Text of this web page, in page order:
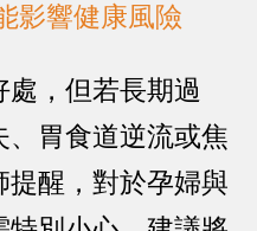
影響健康風險
，但若長期過
胃食道逆流或焦
提醒，對於孕婦與